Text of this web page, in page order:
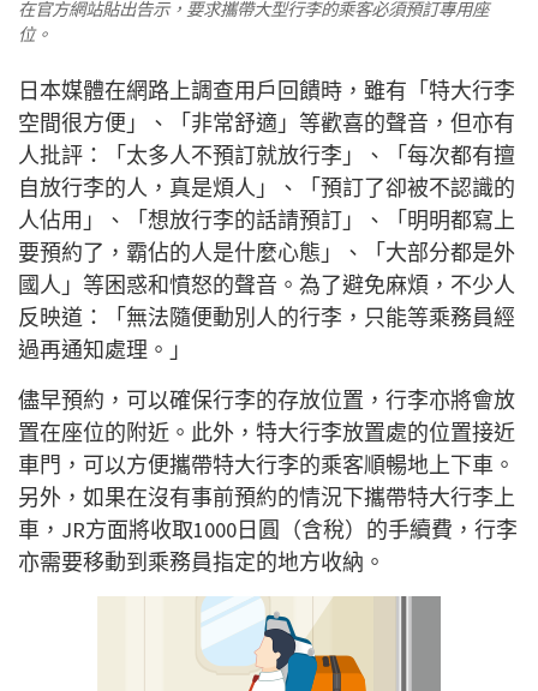
在官方網站貼出告示，要求攜帶大型行李的乘客必須預訂專用座
位。
日本媒體在網路上調查用戶回饋時，雖有「特大行李
空間很方便」、「非常舒適」等歡喜的聲音，但亦有
人批評：「太多人不預訂就放行李」、「每次都有擅
自放行李的人，真是煩人」、「預訂了卻被不認識的
人佔用」、「想放行李的話請預訂」、「明明都寫上
要預約了，霸佔的人是什麼心態」、「大部分都是外
國人」等困惑和憤怒的聲音。為了避免麻煩，不少人
反映道：「無法隨便動別人的行李，只能等乘務員經
過再通知處理。」
儘早預約，可以確保行李的存放位置，行李亦將會放
置在座位的附近。此外，特大行李放置處的位置接近
車門，可以方便攜帶特大行李的乘客順暢地上下車。
另外，如果在沒有事前預約的情況下攜帶特大行李上
車，JR方面將收取1000日圓（含稅）的手續費，行李
亦需要移動到乘務員指定的地方收納。